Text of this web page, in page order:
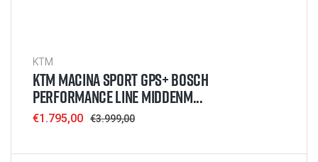
KTM
KTM MACINA SPORT GPS+ BOSCH
PERFORMANCE LINE MIDDENM...
Sale
€1.795,00 Regular
€3.999,00